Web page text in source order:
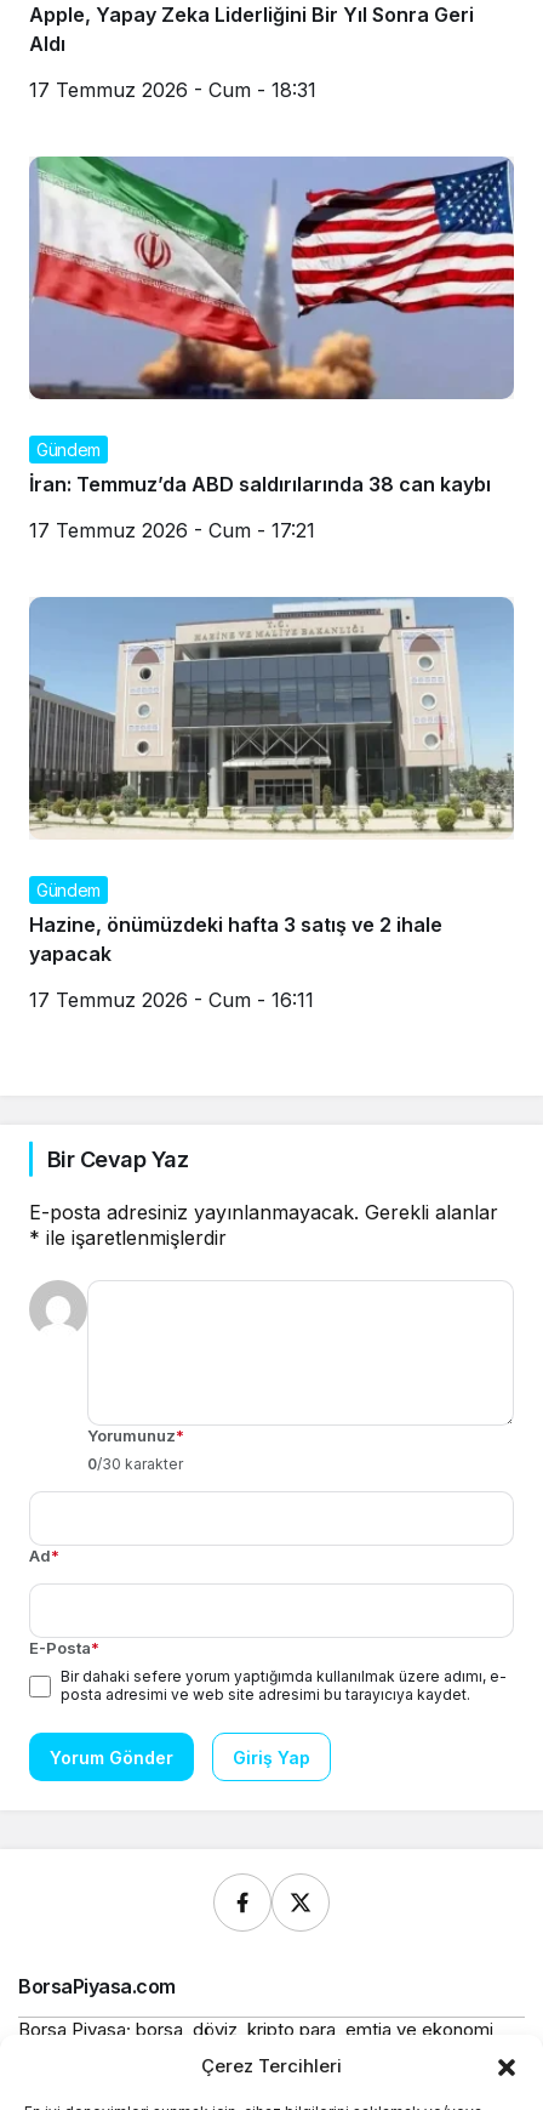
Çerez Tercihleri
Apple, Yapay Zeka Liderliğini Bir Yıl Sonra Geri
Aldı
17 Temmuz 2026 - Cum - 18:31
Gündem
İran: Temmuz’da ABD saldırılarında 38 can kaybı
17 Temmuz 2026 - Cum - 17:21
Gündem
Hazine, önümüzdeki hafta 3 satış ve 2 ihale
yapacak
17 Temmuz 2026 - Cum - 16:11
Bir Cevap Yaz
E-posta adresiniz yayınlanmayacak. Gerekli alanlar
* ile işaretlenmişlerdir
Yorumunuz*
0/30 karakter
Ad*
E-Posta*
Bir dahaki sefere yorum yaptığımda kullanılmak üzere adımı, e-
posta adresimi ve web site adresimi bu tarayıcıya kaydet.
Yorum Gönder Giriş Yap
BorsaPiyasa.com
Borsa Piyasa; borsa, döviz, kripto para, emtia ve ekonomi
alanlarında güncel haberler, piyasa verileri ve bilgilendirici
içerikler sunan bağımsız bir dijital yayın platformudur.